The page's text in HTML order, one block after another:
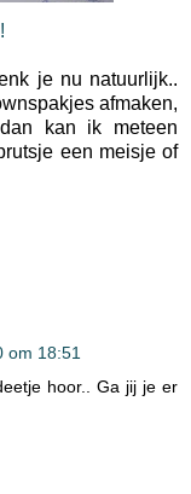
je nu natuurlijk..
afmaken,
kan ik meteen
een meisje of
om 18:51
hoor.. Ga jij je er